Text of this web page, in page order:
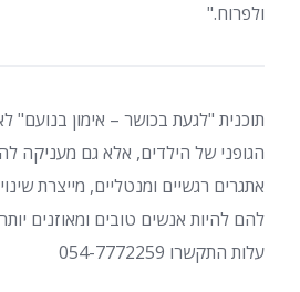
ולפרוח."
תוכנית "לגעת בכושר – אימון
הגופני של הילדים, אלא גם מעניקה
אתגרים רגשיים ומנטליים, מייצרת
להם להיות אנשים טובים ומאוזנים
עלות התקשרו 054-7772259